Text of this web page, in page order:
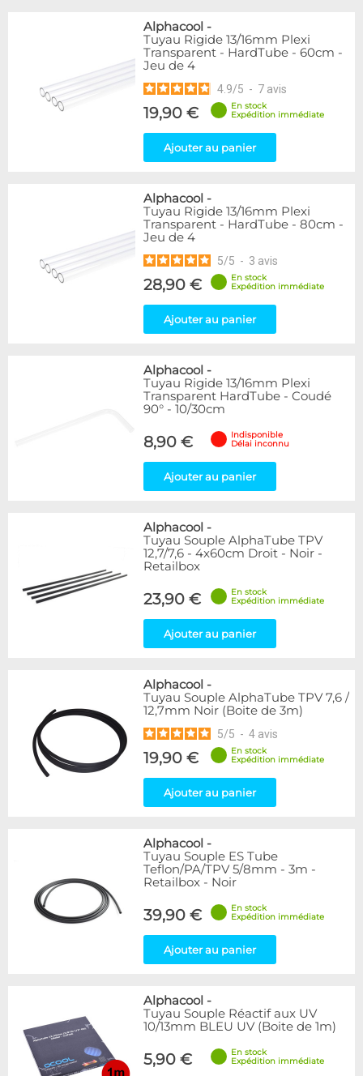
Alphacool -
Tuyau Rigide 13/16mm Plexi
Transparent - HardTube - 60cm -
Jeu de 4
4.9/5 - 7 avis
19,90 €
En stock
Expédition immédiate
Ajouter au panier
Alphacool -
Tuyau Rigide 13/16mm Plexi
Transparent - HardTube - 80cm -
Jeu de 4
5/5 - 3 avis
28,90 €
En stock
Expédition immédiate
Ajouter au panier
Alphacool -
Tuyau Rigide 13/16mm Plexi
Transparent HardTube - Coudé
90° - 10/30cm
8,90 €
Indisponible
Délai inconnu
Ajouter au panier
Alphacool -
Tuyau Souple AlphaTube TPV
12,7/7,6 - 4x60cm Droit - Noir -
Retailbox
23,90 €
En stock
Expédition immédiate
Ajouter au panier
Alphacool -
Tuyau Souple AlphaTube TPV 7,6 /
12,7mm Noir (Boite de 3m)
5/5 - 4 avis
19,90 €
En stock
Expédition immédiate
Ajouter au panier
Alphacool -
Tuyau Souple ES Tube
Teflon/PA/TPV 5/8mm - 3m -
Retailbox - Noir
39,90 €
En stock
Expédition immédiate
Ajouter au panier
Alphacool -
Tuyau Souple Réactif aux UV
10/13mm BLEU UV (Boite de 1m)
5,90 €
En stock
Expédition immédiate